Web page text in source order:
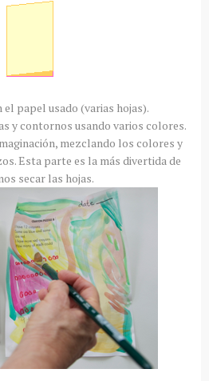
papel usado (varias hojas).
y contornos usando varios colores.
mezclando los colores y
Esta parte es la más divertida de
secar las hojas.